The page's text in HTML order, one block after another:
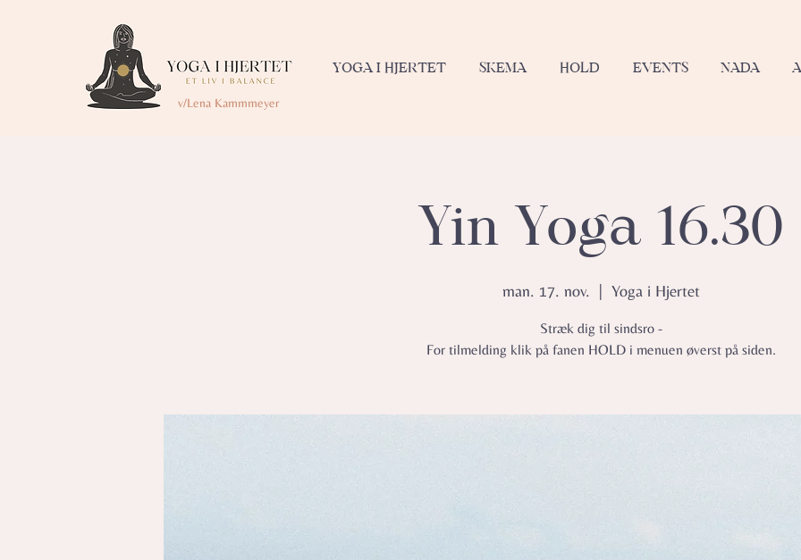
v/Lena Kammmeyer
YOGA I HJERTET SKEMA HOLD EVENTS NADA
Yin Yoga 16.30
man. 17. nov. Yoga i Hjertet
Stræk dig til sindsro -
For tilmelding klik på fanen HOLD i menuen øverst på siden.